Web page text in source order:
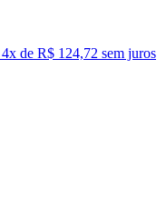
4x de R$ 124,72 sem juros